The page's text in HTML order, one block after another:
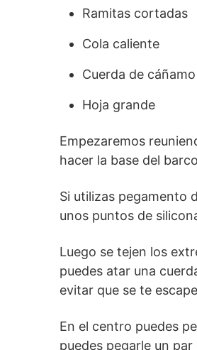
Ramitas cortadas
Cola caliente
Cuerda de
Hoja grande
Empezaremos
hacer la base del
Si utilizas pegamento
unos puntos de
Luego se tejen los
puedes atar una
evitar que se te
En el centro puedes
puedes pegarle un